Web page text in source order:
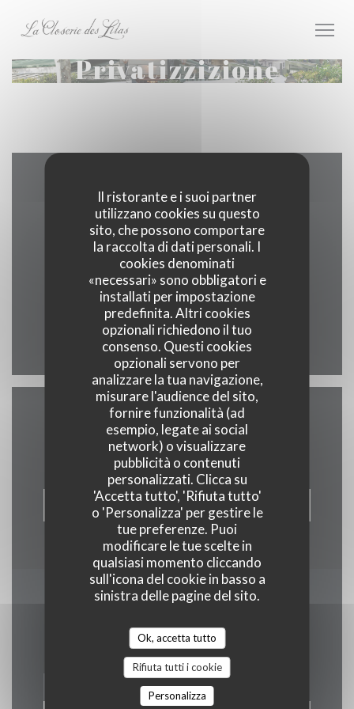
Il ristorante e i suoi partner
utilizzano cookies su questo
sito, che possono comportare
la raccolta di dati personali. I
cookies denominati
«necessari» sono obbligatori e
installati per impostazione
predefinita. Altri cookies
opzionali richiedono il tuo
consenso. Questi cookies
opzionali servono per
analizzare la tua navigazione,
misurare l'audience del sito,
fornire funzionalità (ad
esempio, legate ai social
network) o visualizzare
pubblicità o contenuti
personalizzati. Clicca su
'Accetta tutto', 'Rifiuta tutto'
o 'Personalizza' per gestire le
tue preferenze. Puoi
modificare le tue scelte in
qualsiasi momento cliccando
sull'icona del cookie in basso a
sinistra delle pagine del sito.
Ok, accetta tutto
Rifiuta tutti i cookie
Personalizza
Privatizzizione
Contattaci
171 boulevard du Montparnasse 75006 Paris
01 40 51 34 50
Facebook ((apre una nuova
Instagram ((apre una
Contattaci
PRENOTA
Rimani informato
Iscriversi alla nostra newsletter per ricevere comunicazioni
personalizzate e offerte di marketing via e-mail.